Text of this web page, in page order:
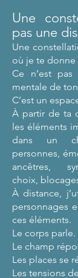
Une
pas une
Une
où je te donne
Ce n’est
mentale de
C’est un
À partir de ta
les éléments
dans un
personnes,
ancêtres,
choix,
À distance,
personnages
ces éléments.
Le corps parle.
Le champ
Les places se
Les tensions